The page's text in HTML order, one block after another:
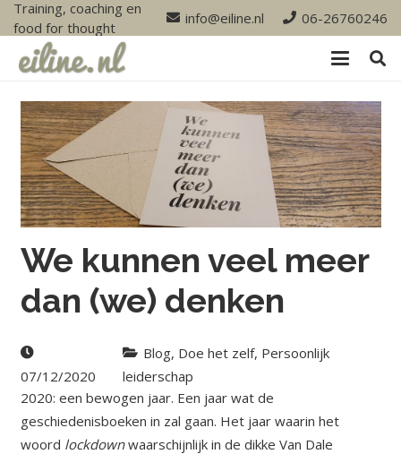
Training, coaching en
food for thought
info@eiline.nl 06-26760246
We kunnen veel meer
dan (we) denken
07/12/2020
Blog, Doe het zelf, Persoonlijk
leiderschap
2020: een bewogen jaar. Een jaar wat de
geschiedenisboeken in zal gaan. Het jaar waarin het
woord lockdownwaarschijnlijk in de dikke Van Dale